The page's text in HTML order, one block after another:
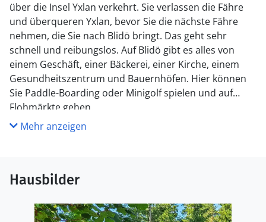
über die Insel Yxlan verkehrt. Sie verlassen die Fähre
und überqueren Yxlan, bevor Sie die nächste Fähre
nehmen, die Sie nach Blidö bringt. Das geht sehr
schnell und reibungslos. Auf Blidö gibt es alles von
einem Geschäft, einer Bäckerei, einer Kirche, einem
Gesundheitszentrum und Bauernhöfen. Hier können
Sie Paddle-Boarding oder Minigolf spielen und auf
Flohmärkte gehen.
Mehr anzeigen
Hausbilder